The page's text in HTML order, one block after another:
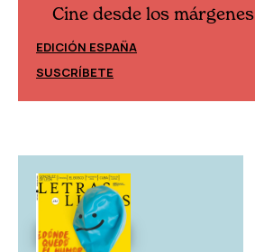
Cine desde los márgenes
EDICIÓN ESPAÑA
SUSCRÍBETE